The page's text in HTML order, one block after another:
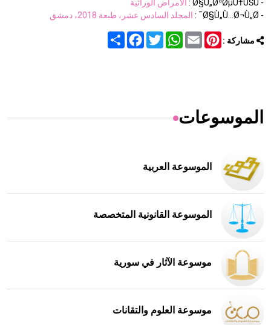
- Ø§Ù„ØªØµÙ†ÙŠÙ :
الأمراض الوراثية
- Ø§Ù„Ù…Ø¬Ù„Ø¯ :
المجلد السادس عشر، طبعة 2018، دمشق
مشاركة : Share
FacebookTwitter
WhatsAppEmail
Pinterest
الموسوعات
الموسوعة العربية
الموسوعة القانونية المتخصصة
موسوعة الآثار في سورية
موسوعة العلوم والتقانات